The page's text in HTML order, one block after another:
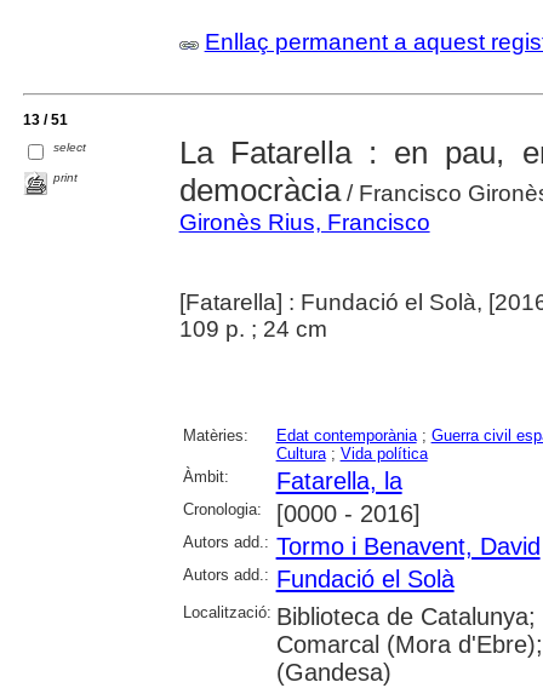
Enllaç permanent a aquest
13 / 51
select
print
La Fatarella : en pau,
democràcia/ Francisco
Gironès Rius, Francisco
[Fatarella] : Fundació el Solà,
109 p. ; 24 cm
Matèries: Edat contemporània; Guerra civil
Cultura; Vida política
Àmbit:
Fatarella, la
Cronologia: [0000 - 2016]
Autors add.: Tormo i Benavent, David
Autors add.: Fundació el Solà
Localització: Biblioteca de
Comarcal (Mora
(Gandesa)